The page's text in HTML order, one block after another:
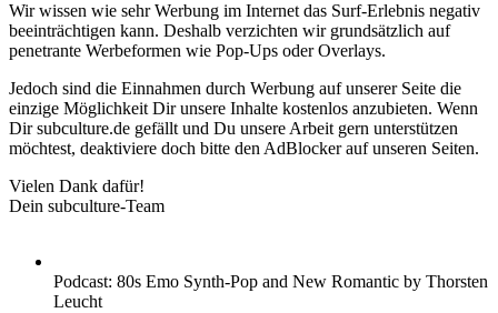
Wir wissen wie sehr Werbung im Internet das Surf-Erlebnis negativ
beeinträchtigen kann. Deshalb verzichten wir grundsätzlich auf
penetrante Werbeformen wie Pop-Ups oder Overlays.
Jedoch sind die Einnahmen durch Werbung auf unserer Seite die
einzige Möglichkeit Dir unsere Inhalte kostenlos anzubieten. Wenn
Dir subculture.de gefällt und Du unsere Arbeit gern unterstützen
möchtest, deaktiviere doch bitte den AdBlocker auf unseren Seiten.
Vielen Dank dafür!
Dein subculture-Team
Podcast: 80s Emo Synth-Pop and New Romantic by Thorsten
Leucht